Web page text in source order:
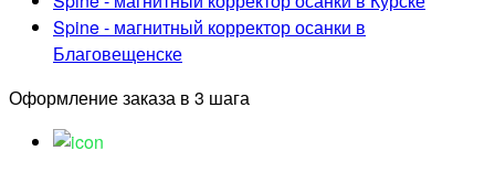
Spine - магнитный корректор осанки в
Благовещенске
Оформление заказа в 3 шага